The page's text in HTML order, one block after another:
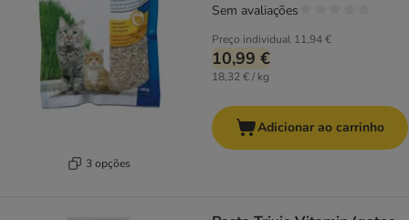
3 opções
Preço individual 11,94 €
10,99 €
18,32 € / kg
Sem avaliações
Adicionar ao carrinho